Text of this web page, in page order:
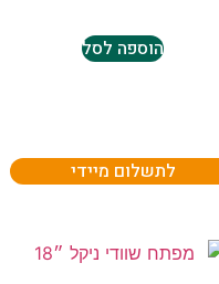
הוספה לסל
לתשלום מיידי